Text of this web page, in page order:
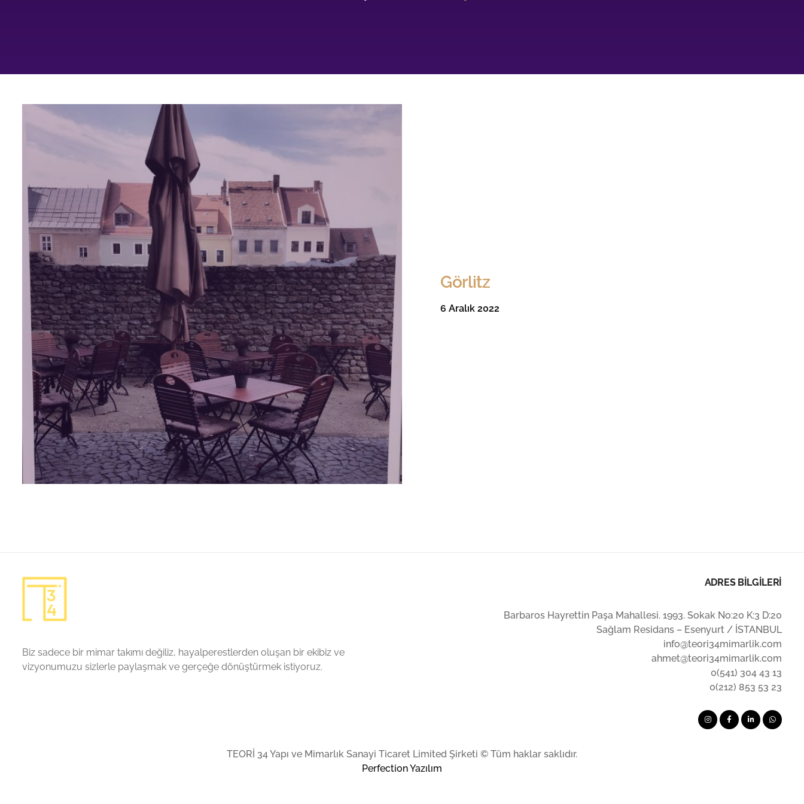
Görlitz
6 Aralık 2022
Biz sadece bir mimar takımı değiliz, hayalperestlerden oluşan bir ekibiz ve
vizyonumuzu sizlerle paylaşmak ve gerçeğe dönüştürmek istiyoruz.
ADRES BİLGİLERİ
Barbaros Hayrettin Paşa Mahallesi. 1993. Sokak No:20 K:3 D:20
Sağlam Residans – Esenyurt / İSTANBUL
info@teori34mimarlik.com
ahmet@teori34mimarlik.com
0(541) 304 43 13
0(212) 853 53 23
TEORİ 34 Yapı ve Mimarlık Sanayi Ticaret Limited Şirketi © Tüm haklar saklıdır.
Perfection Yazılım